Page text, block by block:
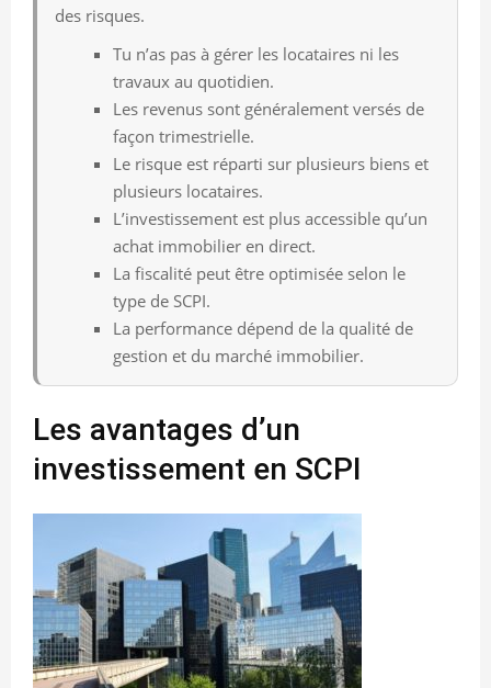
des risques.
Tu n’as pas à gérer les locataires ni les
travaux au quotidien.
Les revenus sont généralement versés de
façon trimestrielle.
Le risque est réparti sur plusieurs biens et
plusieurs locataires.
L’investissement est plus accessible qu’un
achat immobilier en direct.
La fiscalité peut être optimisée selon le
type de SCPI.
La performance dépend de la qualité de
gestion et du marché immobilier.
Les avantages d’un
investissement en SCPI